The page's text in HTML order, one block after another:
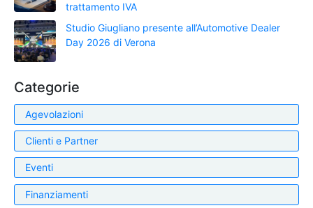
trattamento IVA
Studio Giugliano presente all’Automotive Dealer
Day 2026 di Verona
Categorie
Agevolazioni
Clienti e Partner
Eventi
Finanziamenti